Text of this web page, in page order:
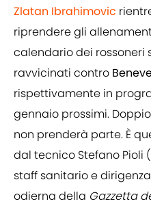
Zlatan Ibrahimovic
riprendere gli
calendario dei rossoneri
ravvicinati contro
rispettivamente in
gennaio prossimi.
non prenderà parte. È
dal tecnico Stefano
staff sanitario e
odierna della Gazzetta